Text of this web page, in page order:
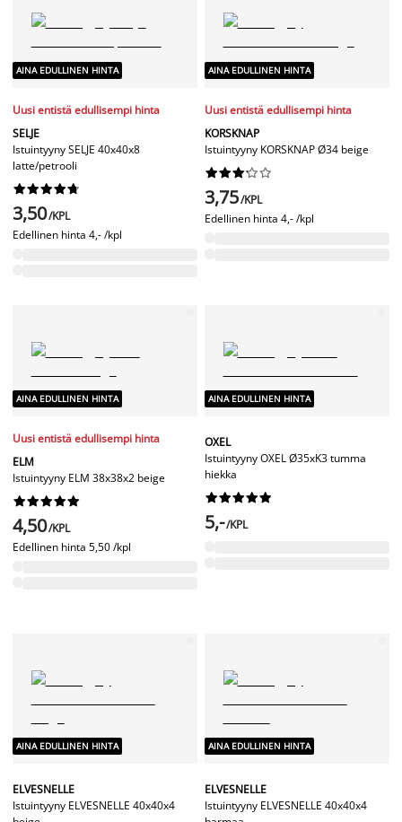
AINA EDULLINEN HINTA
Uusi entistä edullisempi hinta
SELJE
Istuintyyny SELJE 40x40x8
latte/petrooli






3,50/KPL
Edellinen hinta 4,- /kpl
AINA EDULLINEN HINTA
Uusi entistä edullisempi hinta
KORSKNAP
Istuintyyny KORSKNAP Ø34 beige






3,75/KPL
Edellinen hinta 4,- /kpl
AINA EDULLINEN HINTA
Uusi entistä edullisempi hinta
ELM
Istuintyyny ELM 38x38x2 beige






4,50/KPL
Edellinen hinta 5,50 /kpl
AINA EDULLINEN HINTA
OXEL
Istuintyyny OXEL Ø35xK3 tumma
hiekka






5,-/KPL
AINA EDULLINEN HINTA
ELVESNELLE
Istuintyyny ELVESNELLE 40x40x4
AINA EDULLINEN HINTA
ELVESNELLE
Istuintyyny ELVESNELLE 40x40x4